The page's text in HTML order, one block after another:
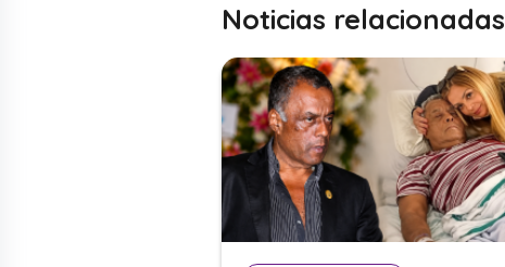
Noticias relacionadas